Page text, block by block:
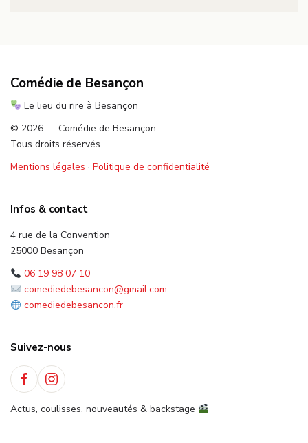
Comédie de Besançon
Le lieu du rire à Besançon
© 2026 — Comédie de Besançon
Tous droits réservés
Mentions légales · Politique de confidentialité
Infos & contact
4 rue de la Convention
25000 Besançon
06 19 98 07 10
comediedebesancon@gmail.com
comediedebesancon.fr
Suivez-nous
Actus, coulisses, nouveautés & backstage